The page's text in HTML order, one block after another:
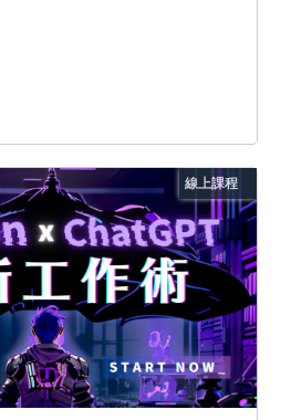
線上課程